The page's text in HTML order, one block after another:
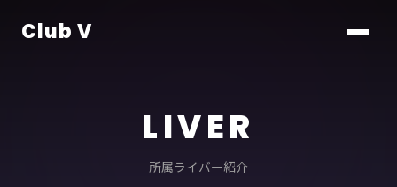
Club V
LIVER
所属ライバー紹介